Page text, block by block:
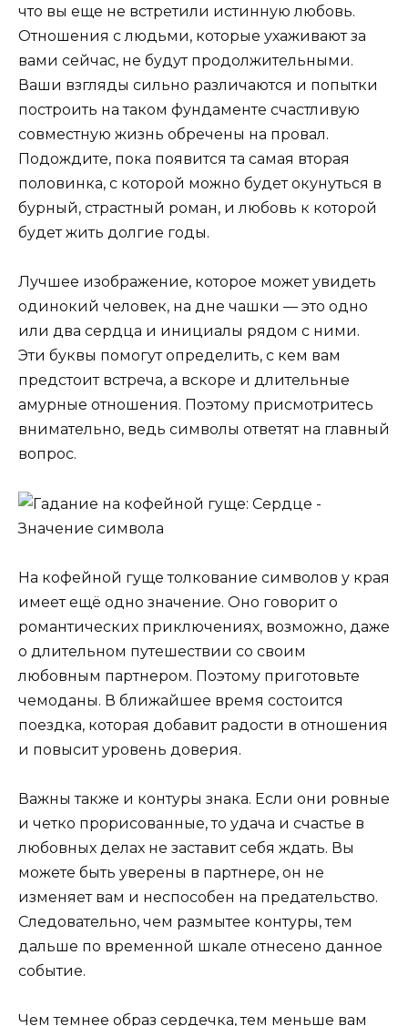
что вы еще не встретили истинную любовь.
Отношения с людьми, которые ухаживают за
вами сейчас, не будут продолжительными.
Ваши взгляды сильно различаются и попытки
построить на таком фундаменте счастливую
совместную жизнь обречены на провал.
Подождите, пока появится та самая вторая
половинка, с которой можно будет окунуться в
бурный, страстный роман, и любовь к которой
будет жить долгие годы.
Лучшее изображение, которое может увидеть
одинокий человек, на дне чашки — это одно
или два сердца и инициалы рядом с ними.
Эти буквы помогут определить, с кем вам
предстоит встреча, а вскоре и длительные
амурные отношения. Поэтому присмотритесь
внимательно, ведь символы ответят на главный
вопрос.
На кофейной гуще толкование символов у края
имеет ещё одно значение. Оно говорит о
романтических приключениях, возможно, даже
о длительном путешествии со своим
любовным партнером. Поэтому приготовьте
чемоданы. В ближайшее время состоится
поездка, которая добавит радости в отношения
и повысит уровень доверия.
Важны также и контуры знака. Если они ровные
и четко прорисованные, то удача и счастье в
любовных делах не заставит себя ждать. Вы
можете быть уверены в партнере, он не
изменяет вам и неспособен на предательство.
Следовательно, чем размытее контуры, тем
дальше по временной шкале отнесено данное
событие.
Чем темнее образ сердечка, тем меньше вам